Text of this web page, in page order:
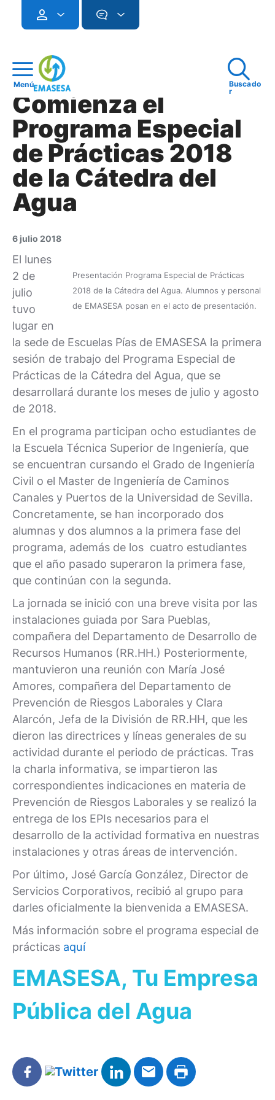
Menú
Buscado
r
Comienza el
Programa Especial
de Prácticas 2018
de la Cátedra del
Agua
6 julio 2018
Presentación Programa Especial de Prácticas
2018 de la Cátedra del Agua. Alumnos y personal
de EMASESA posan en el acto de presentación.
El lunes
2 de
julio
tuvo
lugar en
la sede de Escuelas Pías de EMASESA la primera
sesión de trabajo del Programa Especial de
Prácticas de la Cátedra del Agua, que se
desarrollará durante los meses de julio y agosto
de 2018.
En el programa participan ocho estudiantes de
la Escuela Técnica Superior de Ingeniería, que
se encuentran cursando el Grado de Ingeniería
Civil o el Master de Ingeniería de Caminos
Canales y Puertos de la Universidad de Sevilla.
Concretamente, se han incorporado dos
alumnas y dos alumnos a la primera fase del
programa, además de los cuatro estudiantes
que el año pasado superaron la primera fase,
que continúan con la segunda.
La jornada se inició con una breve visita por las
instalaciones guiada por Sara Pueblas,
compañera del Departamento de Desarrollo de
Recursos Humanos (RR.HH.) Posteriormente,
mantuvieron una reunión con María José
Amores, compañera del Departamento de
Prevención de Riesgos Laborales y Clara
Alarcón, Jefa de la División de RR.HH, que les
dieron las directrices y líneas generales de su
actividad durante el periodo de prácticas. Tras
la charla informativa, se impartieron las
correspondientes indicaciones en materia de
Prevención de Riesgos Laborales y se realizó la
entrega de los EPIs necesarios para el
desarrollo de la actividad formativa en nuestras
instalaciones y otras áreas de intervención.
Por último, José García González, Director de
Servicios Corporativos, recibió al grupo para
darles oficialmente la bienvenida a EMASESA.
Más información sobre el programa especial de
prácticas aquí
EMASESA, Tu Empresa
Pública del Agua